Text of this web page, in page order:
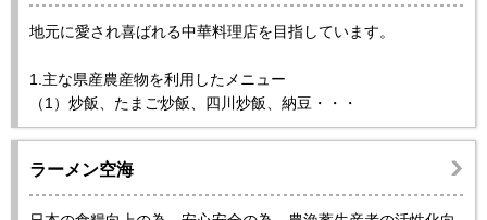
地元に愛され喜ばれる中華料理店を目指しています。
1.主な県産農産物を利用したメニュー
（1）炒飯、たまご炒飯、四川炒飯、納豆・・・
ラーメン空海